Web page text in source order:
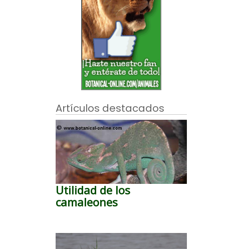
Artículos destacados
Utilidad de los
camaleones